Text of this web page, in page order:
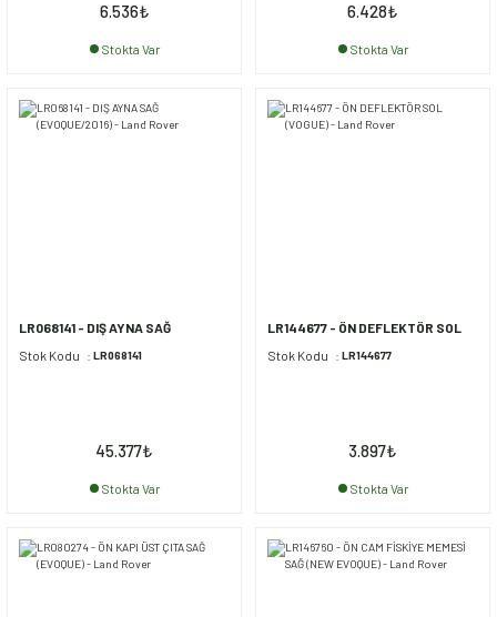
6.536₺
Stokta Var
6.428₺
Stokta Var
LR068141 - DIŞ AYNA SAĞ
(EVOQUE/2016) - Land Rover
Stok Kodu LR068141
45.377₺
Stokta Var
LR144677 - ÖN DEFLEKTÖR SOL
(VOGUE) - Land Rover
Stok Kodu LR144677
3.897₺
Stokta Var